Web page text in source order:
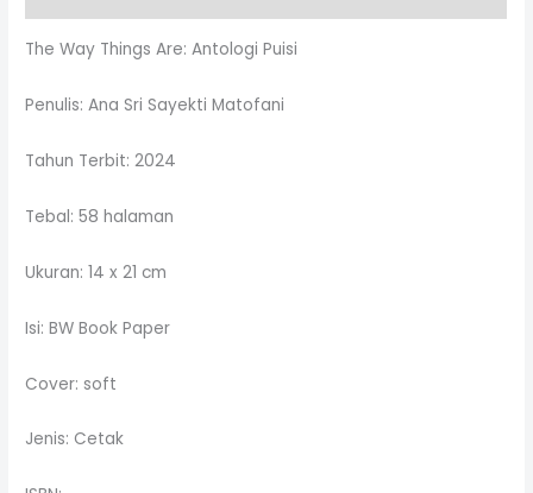
The Way Things Are: Antologi Puisi
Penulis: Ana Sri Sayekti Matofani
Tahun Terbit: 2024
Tebal: 58 halaman
Ukuran: 14 x 21 cm
Isi: BW Book Paper
Cover: soft
Jenis: Cetak